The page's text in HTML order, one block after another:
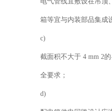
箱等宜与内装部品集成
c)
截面积不大于 4 mm 2
全要求；
d)